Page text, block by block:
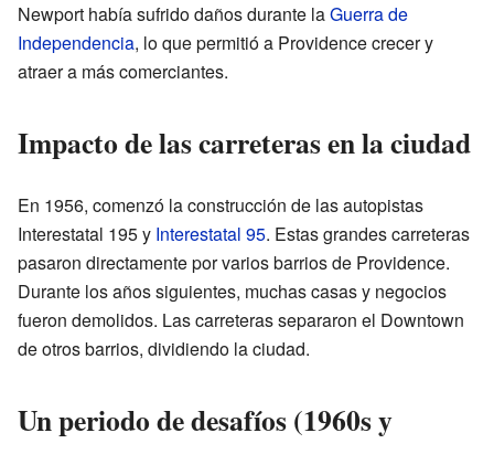
Newport había sufrido daños durante laGuerra de
Independencia, lo que permitió a Providence crecer y
atraer a más comerciantes.
Impacto de las carreteras en la ciudad
En 1956, comenzó la construcción de las autopistas
Interestatal 195 y Interestatal 95. Estas grandes carreteras
pasaron directamente por varios barrios de Providence.
Durante los años siguientes, muchas casas y negocios
fueron demolidos. Las carreteras separaron el Downtown
de otros barrios, dividiendo la ciudad.
Un periodo de desafíos (1960s y